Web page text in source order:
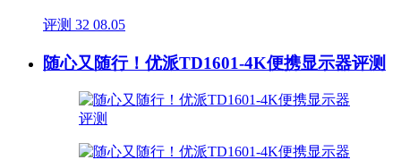
评测 32 08.05
随心又随行！优派TD1601-4K便携显示器评测